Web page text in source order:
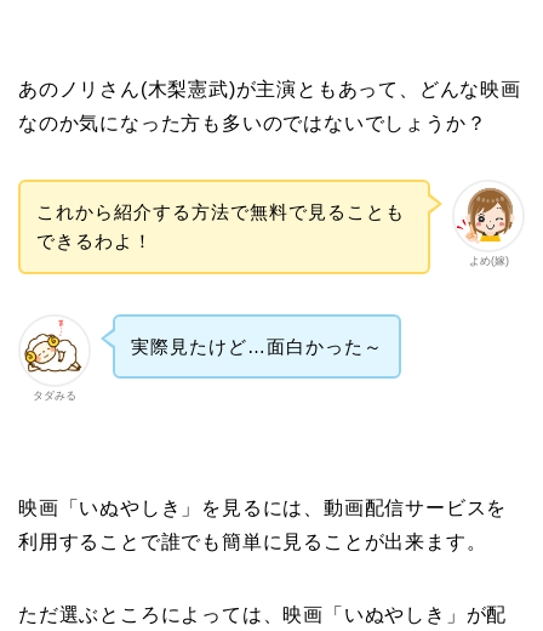
あのノリさん(木梨憲武)が主演ともあって、どんな映画
なのか気になった方も多いのではないでしょうか？
よめ(嫁)
これから紹介する方法で無料で見ることも
できるわよ！
タダみる
実際見たけど…面白かった～
映画「いぬやしき」を見るには、動画配信サービスを
利用することで誰でも簡単に見ることが出来ます。
ただ選ぶところによっては、映画「いぬやしき」が配